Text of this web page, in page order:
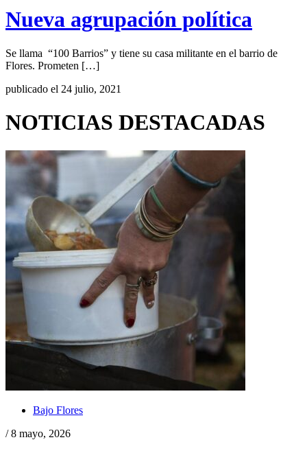
Nueva agrupación política
Se llama “100 Barrios” y tiene su casa militante en el barrio de
Flores. Prometen […]
publicado el 24 julio, 2021
NOTICIAS DESTACADAS
Bajo Flores
/ 8 mayo, 2026